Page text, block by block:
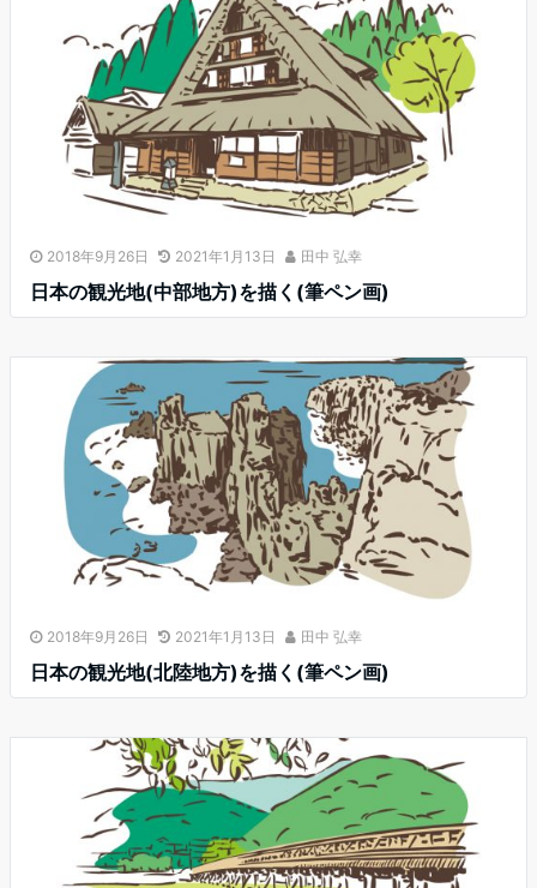
2018年9月26日 2021年1月13日 田中 弘幸
日本の観光地(中部地方)を描く(筆ペン画)
2018年9月26日 2021年1月13日 田中 弘幸
日本の観光地(北陸地方)を描く(筆ペン画)